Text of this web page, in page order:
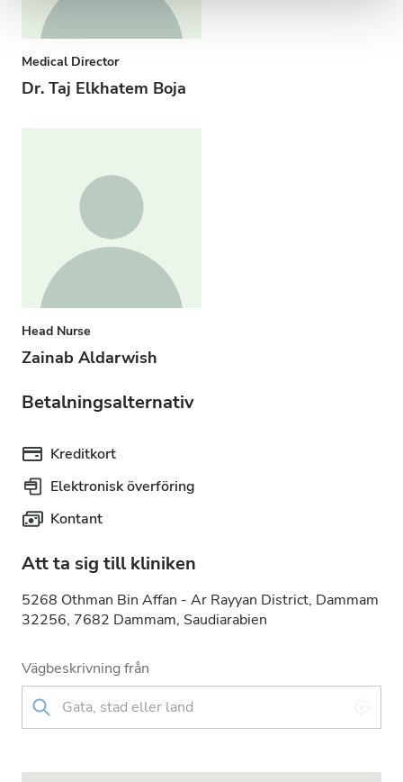
Medical Director
Dr. Taj Elkhatem Boja
Head Nurse
Zainab Aldarwish
Betalningsalternativ
Kreditkort
Elektronisk överföring
Kontant
Att ta sig till kliniken
5268 Othman Bin Affan - Ar Rayyan District, Dammam
32256, 7682 Dammam, Saudiarabien
Vägbeskrivning från